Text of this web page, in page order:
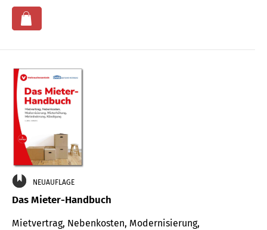
NEUAUFLAGE
Das Mieter-Handbuch
Mietvertrag, Nebenkosten, Modernisierung,